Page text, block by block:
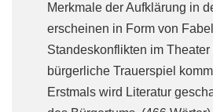
Merkmale der Aufklärung in
erscheinen in Form von
Standeskonflikten im Theater
bürgerliche Trauerspiel
Erstmals wird Literatur